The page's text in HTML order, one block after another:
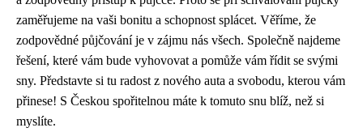
zaměřujeme na vaši bonitu a schopnost splácet. Věříme, že
zodpovědné půjčování je v zájmu nás všech. Společně najdeme
řešení, které vám bude vyhovovat a pomůže vám řídit se svými
sny. Představte si tu radost z nového auta a svobodu, kterou vám
přinese! S Českou spořitelnou máte k tomuto snu blíž, než si
myslíte.